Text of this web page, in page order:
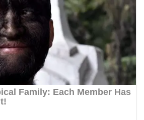
Kelurahan
Muliyadi Suraukur, melaksanakan
Door to Door System (DDS)
di wilayah Kelurahan Sunggal,
Medan Sunggal, pada Rabu
tersebut berlangsung sejak
WIB hingga selesai, menyasar rumah-
di beberapa lingkungan yang ada di
Langsung ke Rumah
kegiatan ini, Aiptu Muliyadi
warga secara langsung dari
untuk menjalin silaturahmi